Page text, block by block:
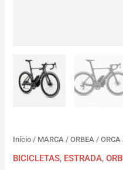
Início / MARCA /ORBEA /ORCA
BICICLETAS, ESTRADA,